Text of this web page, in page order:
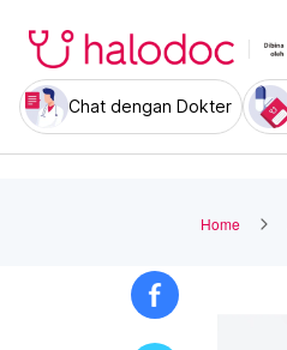
Chat dengan Dokter
Home